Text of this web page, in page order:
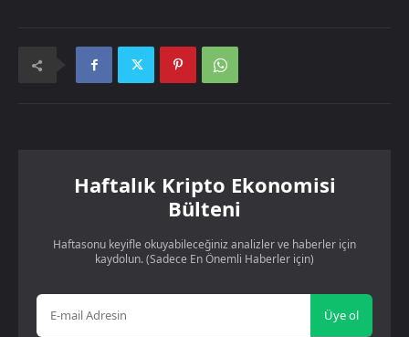
Haftalık Kripto Ekonomisi
Bülteni
Haftasonu keyifle okuyabileceğiniz analizler ve haberler için
kaydolun. (Sadece En Önemli Haberler için)
Üye ol